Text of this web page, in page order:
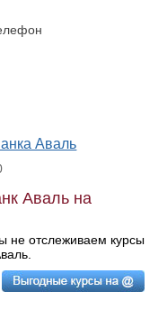
Аваль
Аваль на
не отслеживаем курсы